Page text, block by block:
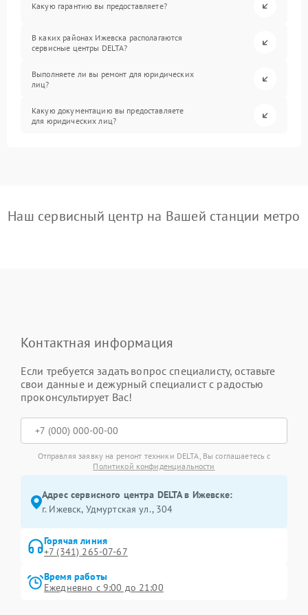
Какую гарантию вы предоставляете?
В каких районах Ижевска располагаются
сервисные центры DELTA?
Выполняете ли вы ремонт для юридических
лиц?
Какую документацию вы предоставляете
для юридических лиц?
Наш сервисный центр на Вашей станции метро
Контактная информация
Если требуется задать вопрос специалисту, оставьте
свои данные и дежурный специалист с радостью
проконсультирует Вас!
Отправляя заявку на ремонт техники DELTA, Вы соглашаетесь с
Политикой конфиденциальности
Адрес сервисного центра DELTA в Ижевске:
г. Ижевск, Удмуртская ул., 304
Горячая линия
+7 (341) 265-07-67
Время работы
Ежедневно с 9:00 до 21:00